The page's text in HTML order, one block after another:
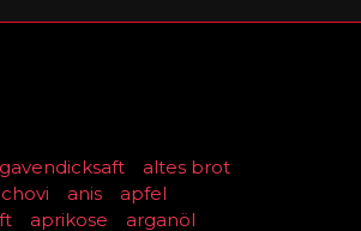
altes brot
anis
apfel
aprikose
arganöl